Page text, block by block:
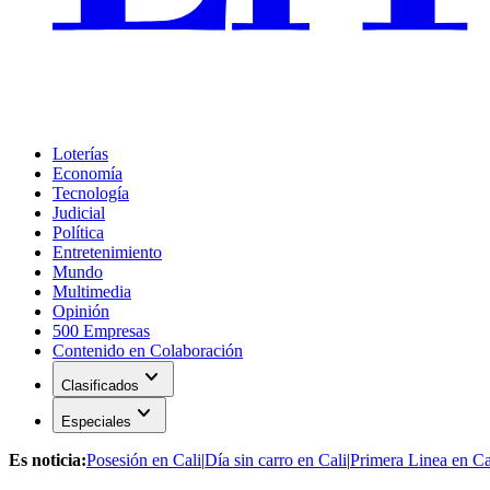
Loterías
Economía
Tecnología
Judicial
Política
Entretenimiento
Mundo
Multimedia
Opinión
500 Empresas
Contenido en Colaboración
Clasificados expand_more
Especiales expand_more
Es noticia:Posesión en Cali|Día sin carro en Cali|Primera Linea en